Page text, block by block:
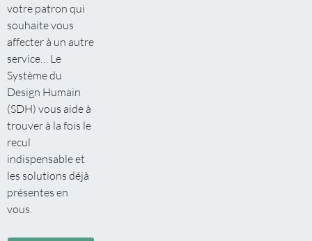
votre patron qui
souhaite vous
affecter à un autre
service… Le
Système du
Design Humain
(SDH) vous aide à
trouver à la fois le
recul
indispensable et
les solutions déjà
présentes en
vous.